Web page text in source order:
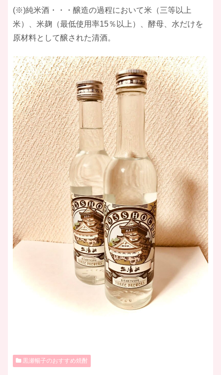
(※)純米酒・・・醸造の過程において米（三等以上
米）、米麹（最低使用率15％以上）、酵母、水だけを
原材料として醸された清酒。
黒瀬暢子のおすすめ焼酎